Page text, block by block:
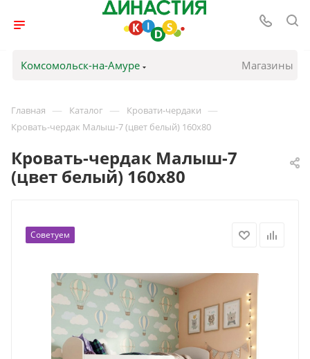
Комсомольск-на-Амуре Магазины
Главная — Каталог — Кровати-чердаки —
Кровать-чердак Малыш-7 (цвет белый) 160х80
Кровать-чердак Малыш-7
(цвет белый) 160х80
Советуем